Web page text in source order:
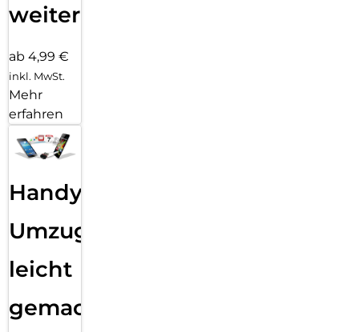
weiter
ab 4,99 €
inkl. MwSt.
Mehr
erfahren
Handy
Umzug
leicht
gemacht!